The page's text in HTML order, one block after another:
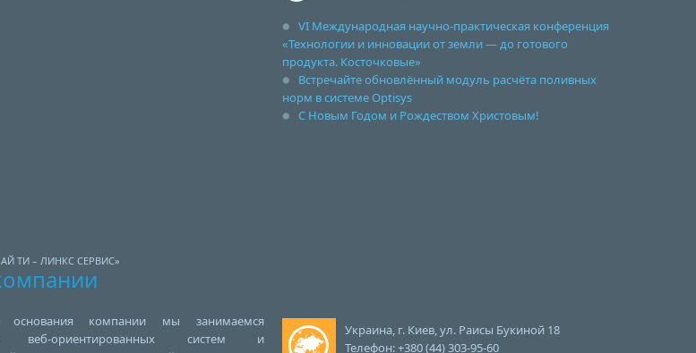
VI Международная научно-практическая конференция
«Технологии и инновации от земли — до готового
продукта. Косточковые»
Встречайте обновлённый модуль расчёта поливных
норм в системе Optisys
С Новым Годом и Рождеством Христовым!
ТИ – ЛИНКС СЕРВИС»
компании мы занимаемся
веб-ориентированных систем и
Украина, г. Киев, ул. Раисы Букиной 18
Телефон: +380 (44) 303-95-60